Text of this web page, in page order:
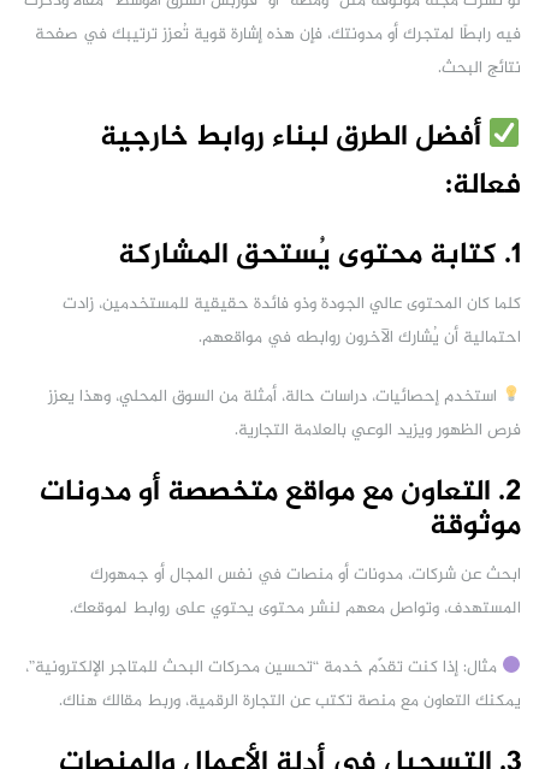
فيه رابطًا لمتجرك أو مدونتك، فإن هذه إشارة قوية تُعزز ترتيبك في صفحة
نتائج البحث.
أفضل الطرق لبناء روابط خارجية
فعالة:
1. كتابة محتوى يُستحق المشاركة
كلما كان المحتوى عالي الجودة وذو فائدة حقيقية للمستخدمين، زادت
احتمالية أن يُشارك الآخرون روابطه في مواقعهم.
استخدم إحصائيات، دراسات حالة، أمثلة من السوق المحلي، وهذا يعزز
فرص الظهور ويزيد الوعي بالعلامة التجارية.
2. التعاون مع مواقع متخصصة أو مدونات
موثوقة
ابحث عن شركات، مدونات أو منصات في نفس المجال أو جمهورك
المستهدف، وتواصل معهم لنشر محتوى يحتوي على روابط لموقعك.
مثال: إذا كنت تقدّم خدمة “تحسين محركات البحث للمتاجر الإلكترونية”،
يمكنك التعاون مع منصة تكتب عن التجارة الرقمية، وربط مقالك هناك.